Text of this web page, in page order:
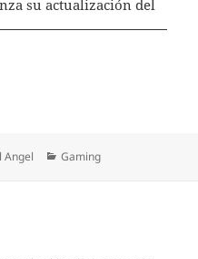
su actualización del
Angel Categorías
Gaming